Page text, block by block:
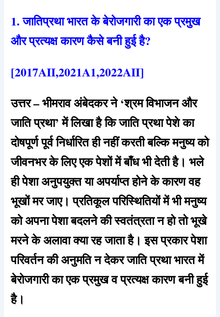
1. जातिप्रथा भारत के बेरोजगारी का एक प्रमुख
और प्रत्यक्ष कारण कैसे बनी हुई है?
[2017AII,2021A1,2022AII]
उत्तर – भीमराव अंबेदकर ने ‘श्रम विभाजन और
जाति प्रथा’ में लिखा है कि जाति प्रथा पेशे का
दोषपूर्ण पूर्व निर्धारित ही नहीं करती बल्कि मनुष्य को
जीवनभर के लिए एक पेशों में बाँध भी देती है। भले
ही पेशा अनुपयुक्त या अपर्याप्त होने के कारण वह
भूखों मर जाए। प्रतिकूल परिस्थितियों में भी मनुष्य
को अपना पेशा बदलने की स्वतंत्रता न हो तो भूखे
मरने के अलावा क्या रह जाता है। इस प्रकार पेशा
परिवर्तन की अनुमति न देकर जाति प्रथा भारत में
बेरोजगारी का एक प्रमुख व प्रत्यक्ष कारण बनी हुई
है।